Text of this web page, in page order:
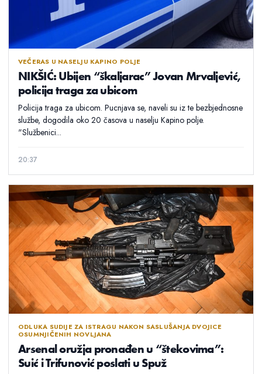
VEČERAS U NASELJU KAPINO POLJE
NIKŠIĆ: Ubijen “škaljarac” Jovan Mrvaljević,
policija traga za ubicom
Policija traga za ubicom. Pucnjava se, naveli su iz te bezbjednosne
službe, dogodila oko 20 časova u naselju Kapino polje.
"Službenici...
20:37
ODLUKA SUDIJE ZA ISTRAGU NAKON SASLUŠANJA DVOJICE
OSUMNJIČENIH NOVLJANA
Arsenal oružja pronađen u “štekovima”:
Suić i Trifunović poslati u Spuž